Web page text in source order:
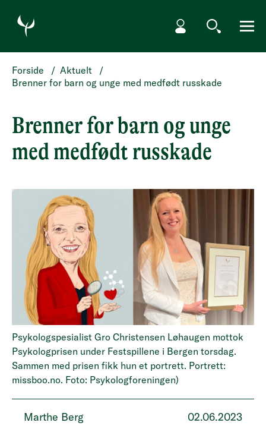
HOPP TIL HOVEDINNHOLD
Min side
Søk Meny
Forside / Aktuelt
/
Brenner for barn og unge med medfødt russkade
Brenner for barn og unge
med medfødt russkade
Psykologspesialist Gro Christensen Løhaugen mottok
Psykologprisen under Festspillene i Bergen torsdag.
Sammen med prisen fikk hun et portrett. Portrett:
missboo.no. Foto: Psykologforeningen)
Marthe Berg 02.06.2023